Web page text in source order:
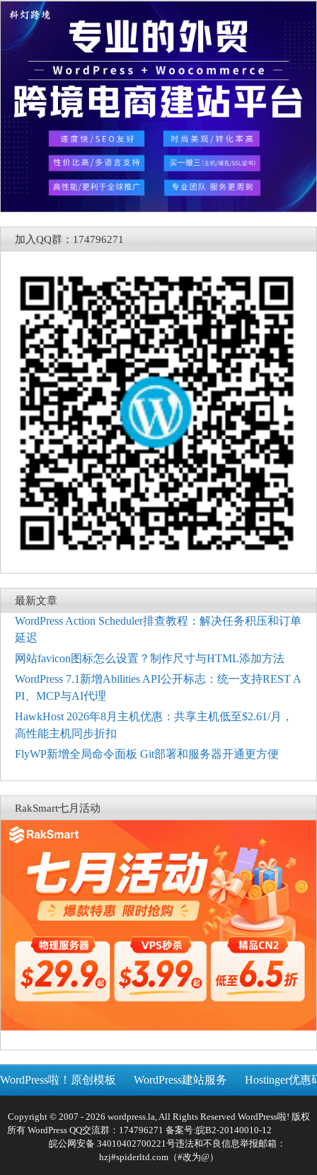
加入QQ群：174796271
最新文章
WordPress Action Scheduler排查教程：解决任务积压和订单
延迟
网站favicon图标怎么设置？制作尺寸与HTML添加方法
WordPress 7.1新增Abilities API公开标志：统一支持REST A
PI、MCP与AI代理
HawkHost 2026年8月主机优惠：共享主机低至$2.61/月，
高性能主机同步折扣
FlyWP新增全局命令面板 Git部署和服务器开通更方便
RakSmart七月活动
WordPress啦！原创模板 WordPress建站服务 Hostinger优惠
Copyright © 2007 - 2026 wordpress.la, All Rights Reserved WordPress啦! 版权
所有 WordPress QQ交流群：174796271 备案号:皖B2-20140010-12
皖公网安备 34010402700221号违法和不良信息举报邮箱：
hzj#spiderltd.com（#改为@）